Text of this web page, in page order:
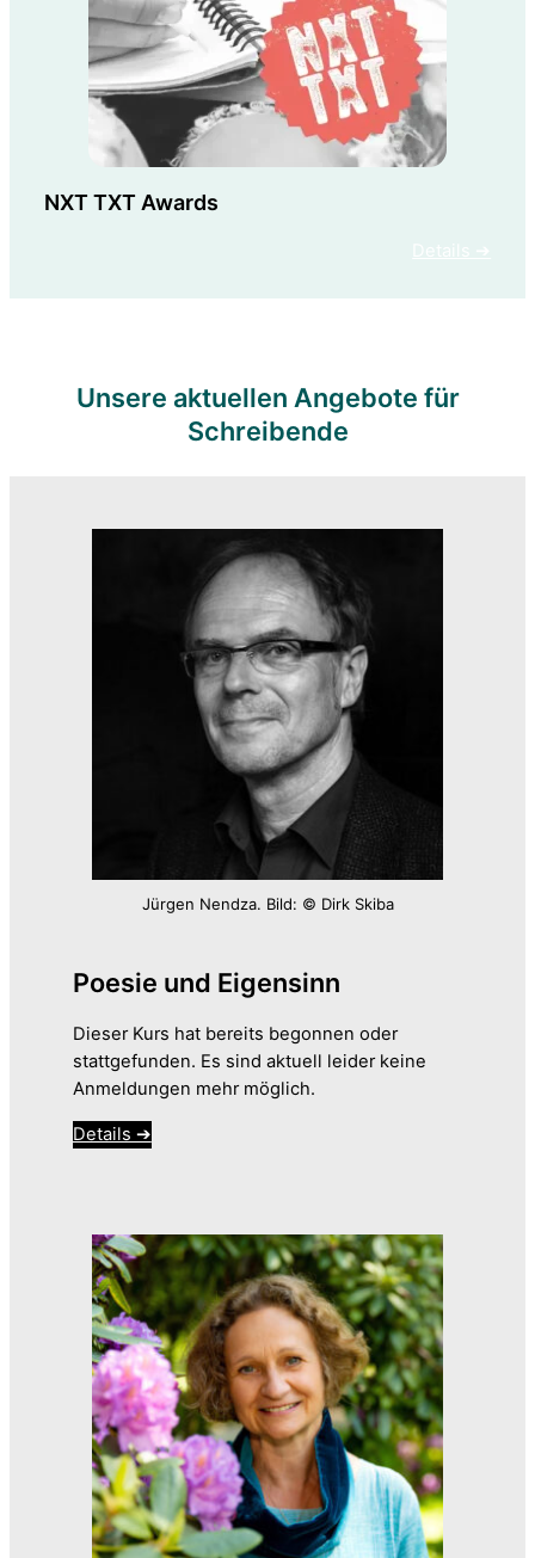
NXT TXT Awards
Unsere aktuellen Angebote für
Schreibende
Jürgen Nendza. Bild: © Dirk Skiba
Poesie und Eigensinn
Dieser Kurs hat bereits begonnen oder
stattgefunden. Es sind aktuell leider keine
Anmeldungen mehr möglich.
Details ➔